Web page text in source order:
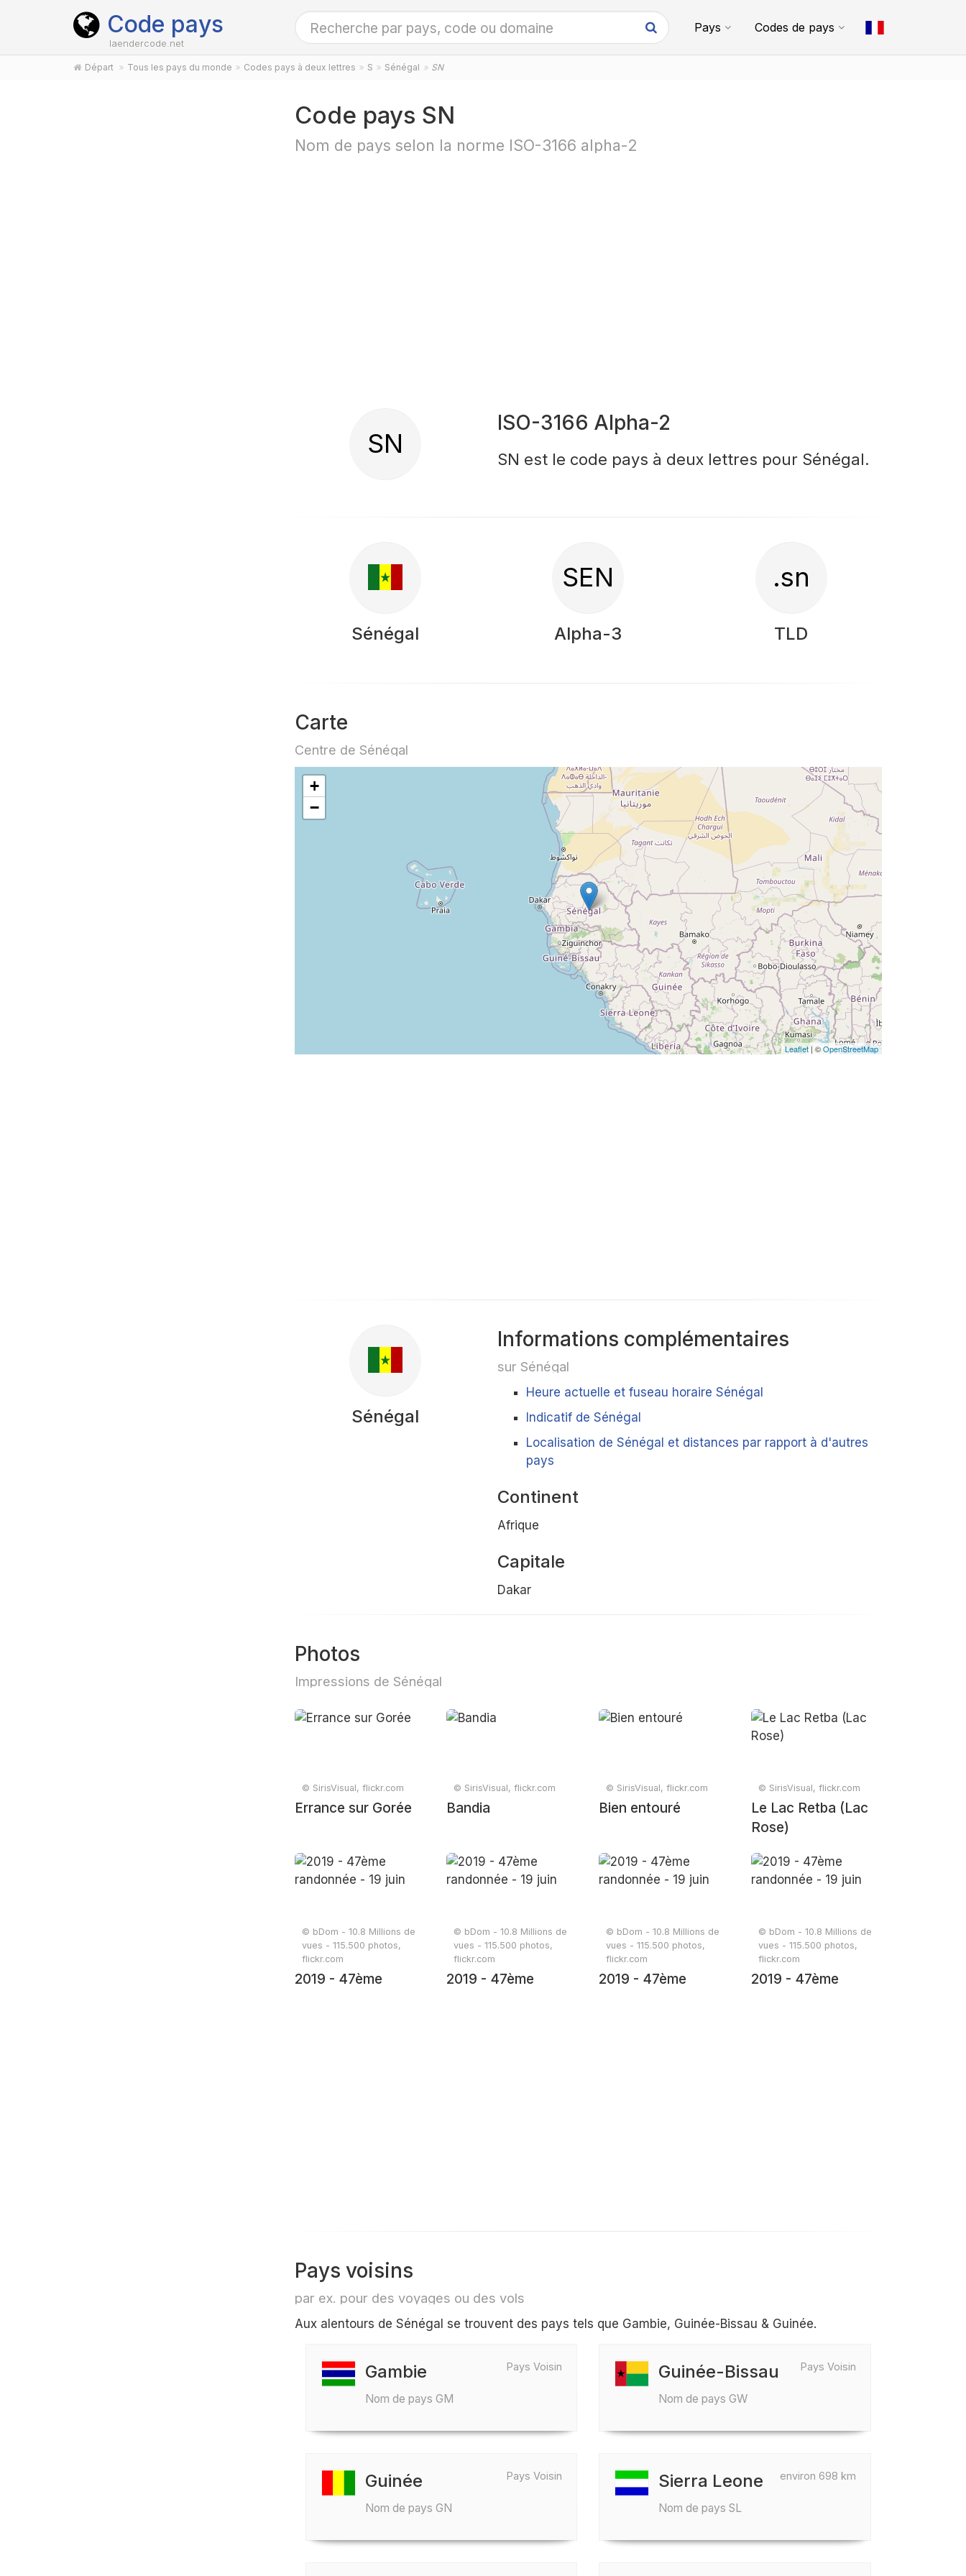
Code pays
laendercode.net
Pays Codes de pays
Départ Tous les pays du monde Codes pays à deux lettres S Sénégal SN
Code pays SN
Nom de pays selon la norme ISO-3166 alpha-2
SN
ISO-3166 Alpha-2
SN est le code pays à deux lettres pour Sénégal.
Sénégal
SEN
Alpha-3
.sn
TLD
Carte
Centre de Sénégal
+
−
Leaflet | ©OpenStreetMap
Sénégal
Informations complémentaires
sur Sénégal
Heure actuelle et fuseau horaire Sénégal
Indicatif de Sénégal
Localisation de Sénégal et distances par rapport à d'autres
pays
Continent
Afrique
Capitale
Dakar
Photos
Impressions de Sénégal
© SirisVisual, flickr.com
Errance sur Gorée
© SirisVisual, flickr.com
Bandia
© SirisVisual, flickr.com
Bien entouré
© SirisVisual, flickr.com
Le Lac Retba (Lac
Rose)
© bDom - 10.8 Millions de
vues - 115.500 photos,
flickr.com
2019 - 47ème
© bDom - 10.8 Millions de
vues - 115.500 photos,
flickr.com
2019 - 47ème
© bDom - 10.8 Millions de
vues - 115.500 photos,
flickr.com
2019 - 47ème
© bDom - 10.8 Millions de
vues - 115.500 photos,
flickr.com
2019 - 47ème
Pays voisins
par ex. pour des voyages ou des vols
Aux alentours de Sénégal se trouvent des pays tels que Gambie, Guinée-Bissau & Guinée.
Pays Voisin
Gambie
Nom de pays GM
Pays Voisin
Guinée-Bissau
Nom de pays GW
Pays Voisin
Guinée
Nom de pays GN
environ 698 km
Sierra Leone
Nom de pays SL